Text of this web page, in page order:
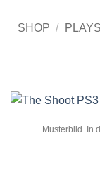
SHOP /
Musterbild. In